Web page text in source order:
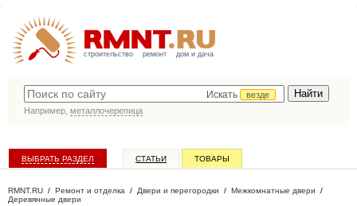
строительство ремонт дом и дача
Искать
везде
Например, металлочерепица
ВЫБРАТЬ РАЗДЕЛ СТАТЬИ ТОВАРЫ
RMNT.RU / Ремонт и отделка / Двери и перегородки / Межкомнатные двери /
Деревянные двери